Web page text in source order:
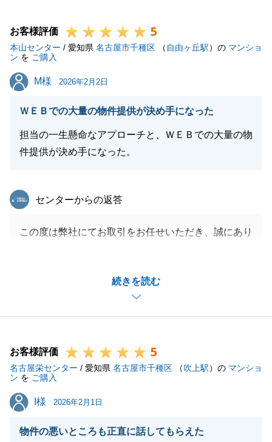
また何かお役に立てることがございましたら、お気軽
にお申し付けください。
引き続き、どうぞよろしくお願いいたします。
閉じる
お客様評価 5
本山センター / 愛知県 名古屋市千種区 （ 自由ヶ丘駅）の マンショ
ン を ご購入
M様
M様 2026年2月2日
ＷＥＢでの大量の物件提供が決め手になった
担当の一生懸命なアプローチと、ＷＥＢでの大量の物
件提供が決め手になった。
続きを読む
東急リバブル
センターからの返答
この度は弊社にてお取引をお任せいただき、誠にあり
M様にはタイトなスケジュールの中、たくさんのやり
取りをさせていただきましたが、常に親身にご協力を
きました。
お会いした際にはいつもお仕事のお話や趣味のお話、
また多くの励ましのお言葉をいただき私自身とても思
い出深いお取引となりました。
ますが、引き続き不動産に関することでお力になれる
お客様評価 5
名古屋栄センター / 愛知県 名古屋市千種区 （吹上駅）の マンショ
ン を ご購入
I様
I様 2026年2月1日
物件の悪いところも正直に話してもらえた